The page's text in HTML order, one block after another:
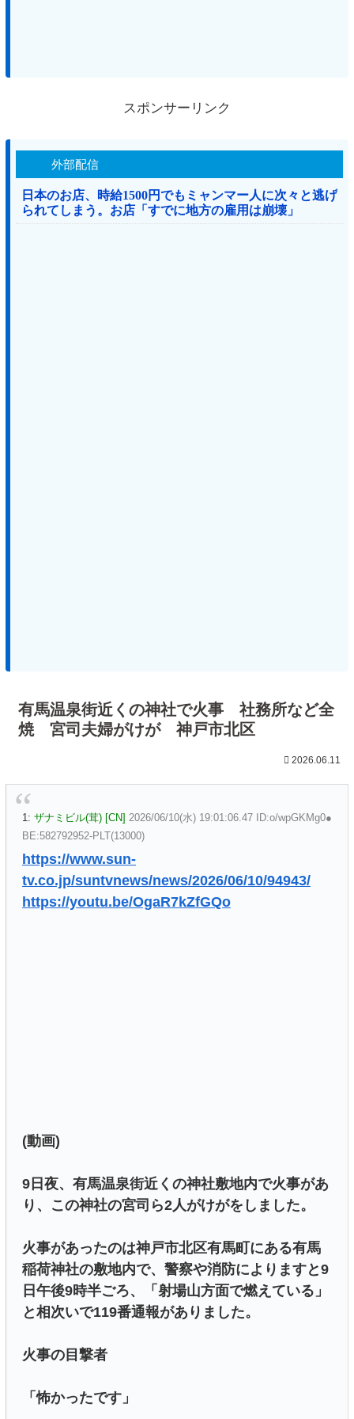
スポンサーリンク
外部配信
日本のお店、時給1500円でもミャンマー人に次々と逃げ
られてしまう。お店「すでに地方の雇用は崩壊」
有馬温泉街近くの神社で火事 社務所など全
焼 宮司夫婦がけが 神戸市北区
2026.06.11
1: ザナミビル(茸) [CN] 2026/06/10(水) 19:01:06.47 ID:o/wpGKMg0●
BE:582792952-PLT(13000)
https://www.sun-
tv.co.jp/suntvnews/news/2026/06/10/94943/
https://youtu.be/OgaR7kZfGQo
(動画)
9日夜、有馬温泉街近くの神社敷地内で火事があ
り、この神社の宮司ら2人がけがをしました。
火事があったのは神戸市北区有馬町にある有馬
稲荷神社の敷地内で、警察や消防によりますと9
日午後9時半ごろ、「射場山方面で燃えている」
と相次いで119番通報がありました。
火事の目撃者
「怖かったです」